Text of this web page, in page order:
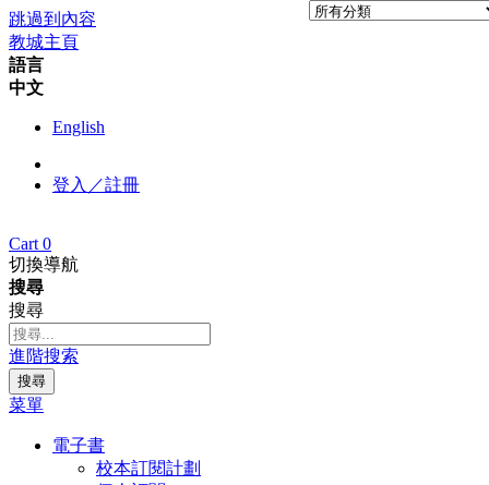
跳過到內容
教城主頁
語言
中文
English
登入／註冊
Cart 0
切換導航
搜尋
搜尋
進階搜索
搜尋
菜單
電子書
校本訂閱計劃